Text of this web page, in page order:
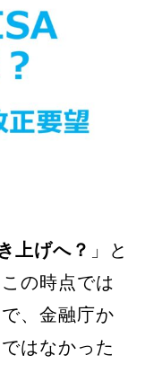
上げへ？ 」と
の時点では
、金融庁か
はなかった